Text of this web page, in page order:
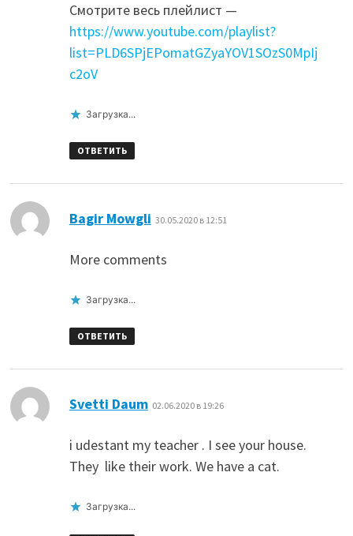
Смотрите весь плейлист —
https://www.youtube.com/playlist?
list=PLD6SPjEPomatGZyaYOV1SOzS0MpIj
c2oV
Загрузка...
ОТВЕТИТЬ
Bagir Mowgli 30.05.2020 в 12:51
More comments
Загрузка...
ОТВЕТИТЬ
Svetti Daum: 02.06.2020 в 19:26
i udestant my teacher . I see your house.
They like their work. We have a cat.
Загрузка...